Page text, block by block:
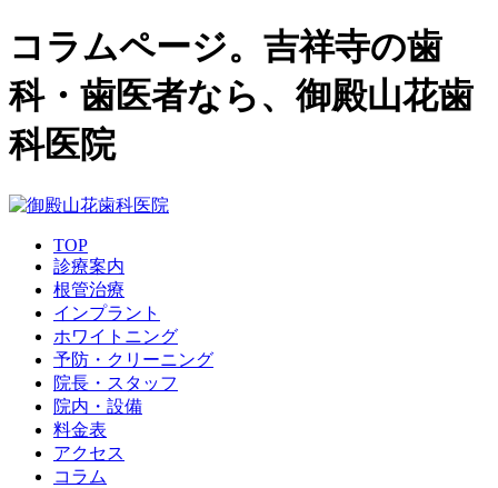
コラムページ。吉祥寺の歯
科・歯医者なら、御殿山花歯
科医院
TOP
診療案内
根管治療
インプラント
ホワイトニング
予防・クリーニング
院長・スタッフ
院内・設備
料金表
アクセス
コラム